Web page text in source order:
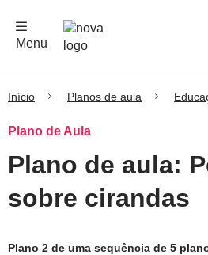
Menu
Início Planos de aula
Plano de Aula
Plano de aula:
sobre cirandas
Plano 2 de uma sequência de 5